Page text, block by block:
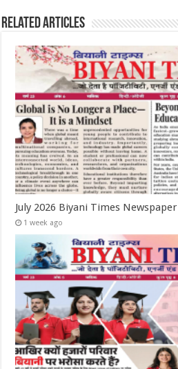
Related Articles
July 2026 Biyani Times Newspaper
1 week ago